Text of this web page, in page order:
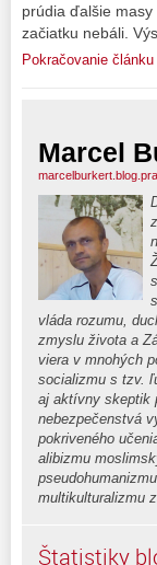
prúdia ďalšie
začiatku nebáli.
Pokračovanie článku
Marcel
vláda rozumu,
zmyslu života a
viera v mnohých
socializmu s tzv.
aj aktívny skeptik
nebezpečenstvá
pokriveného
alibizmu
multikulturalizmu
Štatistiky